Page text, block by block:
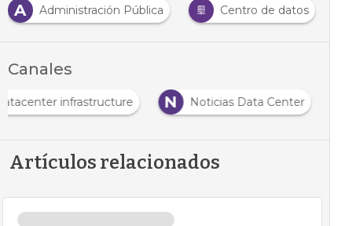
A Administración Pública Centro de datos
Canales
Datacenter infrastructure N Noticias Data Center
Artículos relacionados